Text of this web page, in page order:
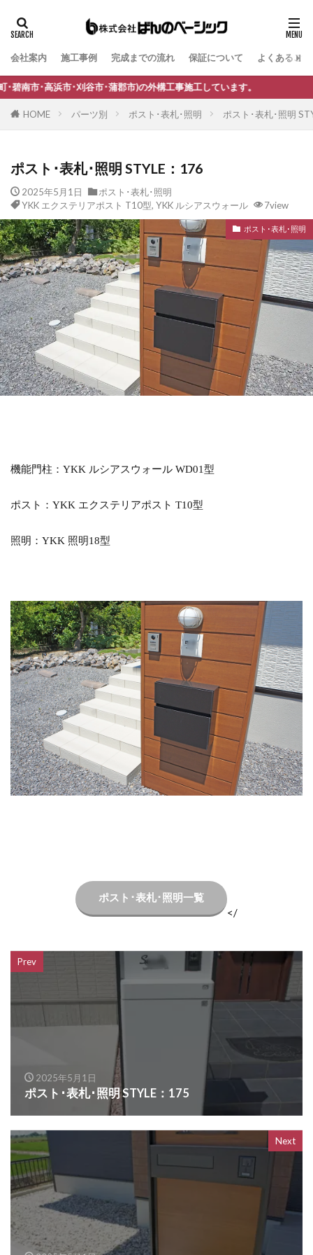
会社案内 施工事例 完成までの流れ 保証について よくあるご
谷市･蒲郡市)の外構工事施工しています。
HOME パーツ別 ポスト･表札･照明 ポスト･表札･照明
ポスト･表札･照明 STYLE：176
2025年5月1日
ポスト･表札･照明
YKK エクステリアポスト T10型, YKK ルシアスウォール 7view
ポスト･表札･照明
機能門柱：YKK ルシアスウォール WD01型
ポスト：YKK エクステリアポスト T10型
照明：YKK 照明18型
ポスト･表札･照明一覧
</
Prev
2025年5月1日
ポスト･表札･照明 STYLE：175
Next
タグ
B-Life.s Bウッドスタイル
B-Life.s ジョグストーン
B-Life.s ロートアイアンサイン
Dea's Garden A-07
Dea'sGarden アルモ
Dea'sGarden アンジュ
Dea'sGarden カンナミニ
Dea'sGarden ディーズシェッド カンナ
Dea'sGarden プロバンス
Dea'sGarden ポーチ
ECOMOC エコモックフェンス
Kターフ
LIXIL アーキフィールド
LIXIL アーキフラン
LIXIL アクシィ1型
LIXIL アクシィ2型
LIXIL アメリカンフェンス
LIXIL アルファベットサイン
LIXIL アルメッシュフェンス
LIXIL ウィンスリーポート
LIXIL ウォールスクリーン
LIXIL エススライド
LIXIL ガーデンルームGF
LIXIL グレイスランド
LIXIL コートラインⅡ
LIXIL スマート宅配ポスト
LIXIL デザイナーズパーツ 枕木材
LIXIL ネクストポスト
LIXIL ネスカ
LIXIL ハイサモア
LIXIL フーゴ
LIXIL ファンクションユニット アクシィ
LIXIL ファンクションユニット ウィルモダン
LIXIL フェンスAB
LIXIL ブラケットウォールライト
LIXIL プラスG
LIXIL プレスタフェンス
LIXIL プレミエス
LIXIL プログコートフェンス
LIXIL 美彩 マリンライト
LIXIL 表札灯
LIXIL 門柱灯
LIXIL 開き門扉AB
OnlyOne ヴェリータヌーボS
OnlyOne ウォールマウントライト
OnlyOne エッジネームプレート
OnlyOne カーストップバー
OnlyOne クーリエ
OnlyOne ショーケース エントランスユニット
OnlyOne ショーケース専用ボーノ
OnlyOne シンプルフレーム フロントネームプレート
OnlyOne シンライト
OnlyOne スマートポール セレクト
OnlyOne セレーノ
OnlyOne ティンバー
OnlyOne テンピオ
OnlyOne ナミプラス アール
OnlyOne ニューヨークスタイル